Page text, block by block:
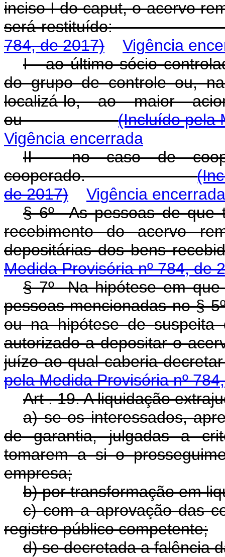
inciso I do caput, o acervo
será
784, de 2017)
Vigência
I - ao último sócio
do grupo de controle ou,
localizá-lo, ao maior
ou(Incluído pela
Vigência encerrada
II - no caso de
cooperado.
de 2017)
Vigência encerrada
§ 6º As pessoas de que
recebimento do acervo
depositárias dos
Medida Provisória nº 784, de
§ 7º Na hipótese em
pessoas mencionadas no §
ou na hipótese de suspeita
autorizado a depositar o
juízo ao qual
pela Medida Provisória nº
Art . 19. A liquidação
a) se os interessados,
de garantia, julgadas a
tomarem a si o
empresa;
b) por transformação em
c) com a aprovação das
registro público competente;
d) se decretada a falência